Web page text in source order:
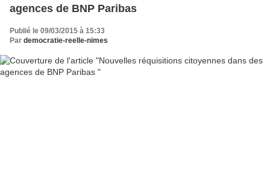
agences de BNP Paribas
Publié le 09/03/2015 à 15:33
Par democratie-reelle-nimes